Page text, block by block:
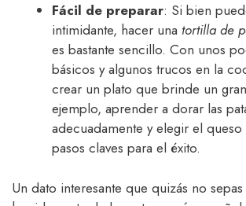
Fácil de preparar: Si bien
intimidante, hacer una tortilla de
es bastante sencillo. Con unos
básicos y algunos trucos en la
crear un plato que brinde un
ejemplo, aprender a dorar las
adecuadamente y elegir el
pasos claves para el éxito.
Un dato interesante que quizás no